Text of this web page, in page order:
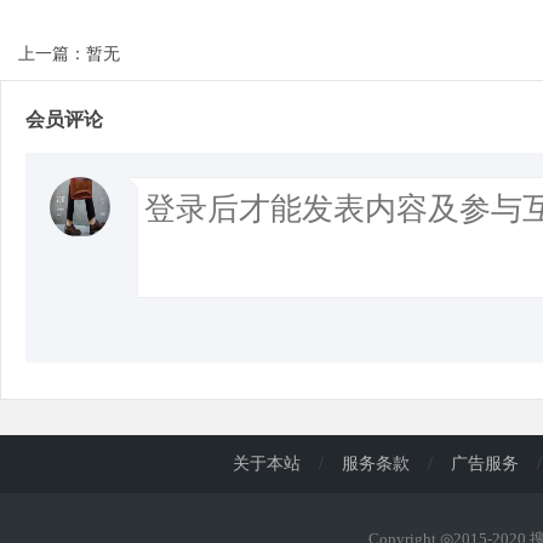
上一篇：暂无
会员评论
关于本站 / 服务条款 / 广告服务 /
Copyright ◎2015-2020